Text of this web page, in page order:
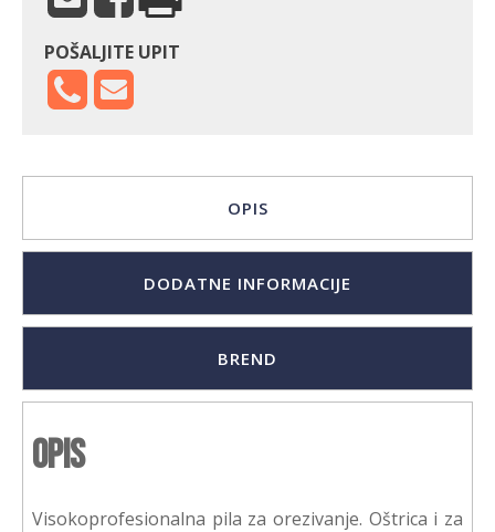
POŠALJITE UPIT
OPIS
DODATNE INFORMACIJE
BREND
Opis
Visokoprofesionalna pila za orezivanje. Oštrica i za